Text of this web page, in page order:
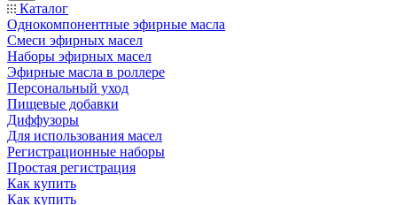
Каталог
Однокомпонентные эфирные масла
Смеси эфирных масел
Наборы эфирных масел
Эфирные масла в роллере
Персональный уход
Пищевые добавки
Диффузоры
Для использования масел
Регистрационные наборы
Простая регистрация
Как купить
Как купить